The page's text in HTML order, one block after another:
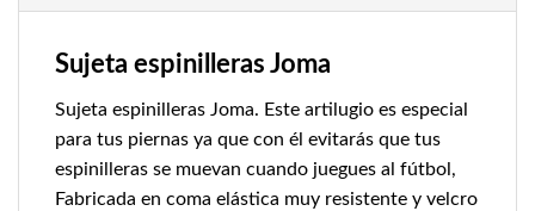
Sujeta espinilleras Joma
Sujeta espinilleras Joma. Este artilugio es especial
para tus piernas ya que con él evitarás que tus
espinilleras se muevan cuando juegues al fútbol,
Fabricada en coma elástica muy resistente y velcro